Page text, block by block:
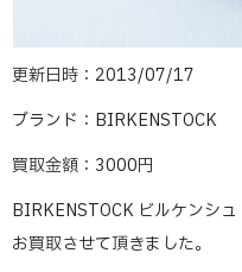
更新日時：2013/07/17
ブランド：BIRKENSTOCK
買取金額：3000円
BIRKENSTOCK ビルケンシ
お買取させて頂きました。